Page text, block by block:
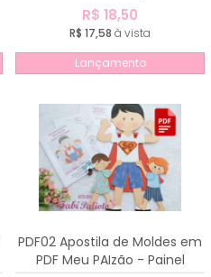
R$ 18,50
R$ 17,58 à vista
Lançamento
PDF02 Apostila de Moldes em
PDF Meu PAIzão - Painel